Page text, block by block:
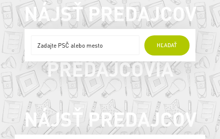
NÁJSŤ PREDAJCOV
HĽADAŤ
ONLINE
PREDAJCOVIA
NÁJSŤ PREDAJCOV